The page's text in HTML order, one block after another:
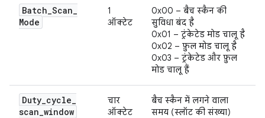
Batch_Scan_
Mode
1
ऑक्टेट
0x00 – बैच स्कैन की
सुविधा बंद है
0x01 – ट्रंकेटेड मोड चालू है
0x02 – फ़ुल मोड चालू है
0x03 – ट्रंकेटेड और फ़ुल
मोड चालू हैं
Duty_cycle_
scan_window
चार
ऑक्टेट
बैच स्कैन में लगने वाला
समय (स्लॉट की संख्या)